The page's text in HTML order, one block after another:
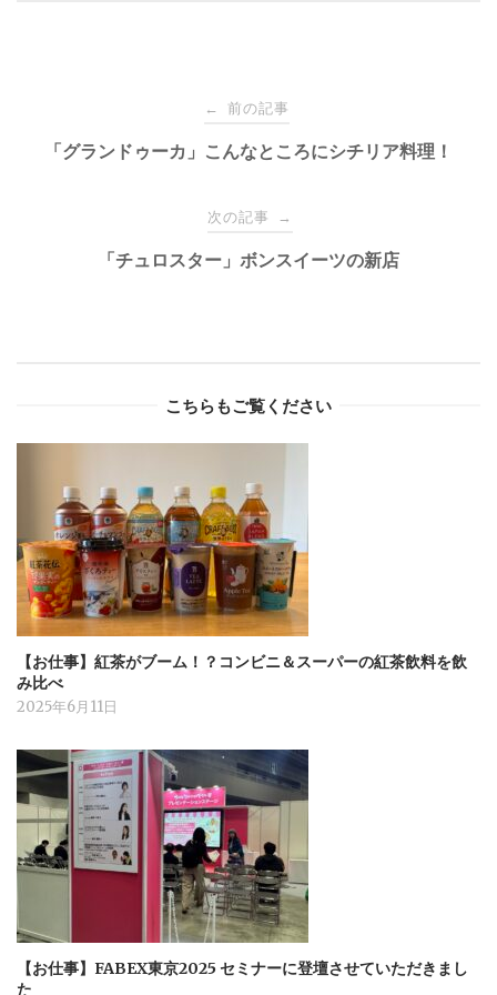
navigation
← 前の記事
「グランドゥーカ」こんなところにシチリア料理！
次の記事 →
「チュロスター」ボンスイーツの新店
こちらもご覧ください
【お仕事】紅茶がブーム！？コンビニ＆スーパーの紅茶飲料を飲
み比べ
2025年6月11日
【お仕事】FABEX東京2025 セミナーに登壇させていただきまし
た